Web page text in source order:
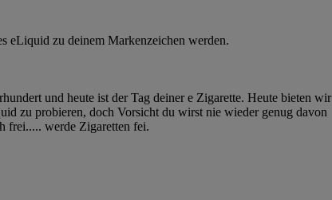
eLiquid zu deinem Markenzeichen werden.
und heute ist der Tag deiner e Zigarette. Heute bieten wir
zu probieren, doch Vorsicht du wirst nie wieder genug davon
frei..... werde Zigaretten fei.